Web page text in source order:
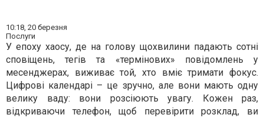
10:18, 20 березня
Послуги
У епоху хаосу, де на голову щохвилини падають сотні
сповіщень, тегів та «термінових» повідомлень у
месенджерах, виживає той, хто вміє тримати фокус.
Цифрові календарі – це зручно, але вони мають одну
велику ваду: вони розсіюють увагу. Кожен раз,
відкриваючи телефон, щоб перевірити розклад, ви